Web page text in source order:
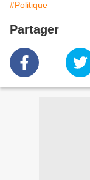
#Politique
Partager